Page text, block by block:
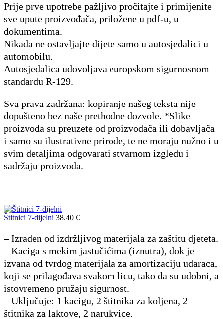
Prije prve upotrebe pažljivo pročitajte i primijenite
sve upute proizvođača, priložene u pdf-u, u
dokumentima.
Nikada ne ostavljajte dijete samo u autosjedalici u
automobilu.
Autosjedalica udovoljava europskom sigurnosnom
standardu R-129.
Sva prava zadržana: kopiranje našeg teksta nije
dopušteno bez naše prethodne dozvole. *Slike
proizvoda su preuzete od proizvođača ili dobavljača
i samo su ilustrativne prirode, te ne moraju nužno i u
svim detaljima odgovarati stvarnom izgledu i
sadržaju proizvoda.
Štitnici 7-dijelni 38.40 €
– Izrađen od izdržljivog materijala za zaštitu djeteta.
– Kaciga s mekim jastučićima (iznutra), dok je
izvana od tvrdog materijala za amortizaciju udaraca,
koji se prilagođava svakom licu, tako da su udobni, a
istovremeno pružaju sigurnost.
– Uključuje: 1 kacigu, 2 štitnika za koljena, 2
štitnika za laktove, 2 narukvice.